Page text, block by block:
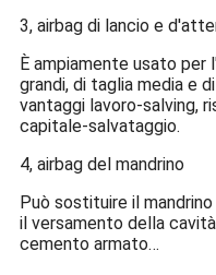
3, airbag di lancio e
È ampiamente usato
grandi, di taglia media e
vantaggi lavoro-salving,
capitale-salvataggio.
4, airbag del mandrino
Può sostituire il
il versamento della
cemento armato…